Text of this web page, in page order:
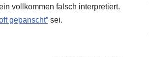
vollkommen falsch interpretiert.
gepanscht” sei.